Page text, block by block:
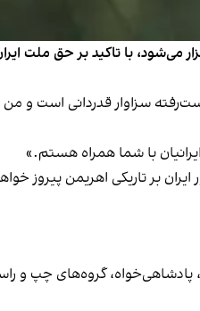
با تاکید بر حق ملت
سزاوار قدردانی است و
با شما همراه هستم.»
بر تاریکی اهریمن پیروز
گروه‌های چپ و